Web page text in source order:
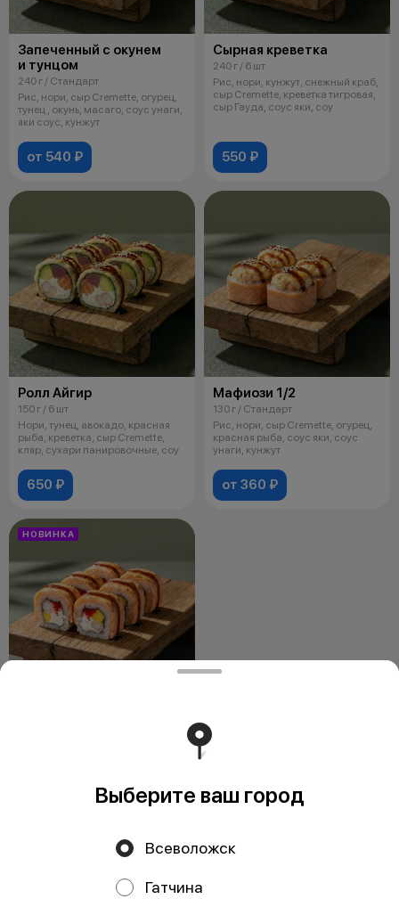
Запеченный с окунем
и тунцом
240 г / Стандарт
Рис, нори, сыр Cremette, огурец,
тунец , окунь, масаго, соус унаги,
яки соус, кунжут
от 540 ₽
Сырная креветка
240 г / 6 шт
Рис, нори, кунжут, снежный краб,
сыр Cremette, креветка тигровая,
сыр Гауда, соус яки, соу
550 ₽
Ролл Айгир
150 г / 6 шт
Нори, тунец, авокадо, красная
рыба, креветка, сыр Cremette,
кляр, сухари панировочные, соу
650 ₽
Мафиози 1/2
130 г / Стандарт
Рис, нори, сыр Cremette, огурец,
красная рыба, соус яки, соус
унаги, кунжут
от 360 ₽
НОВИНКА
Выберите ваш город
Всеволожск
Гатчина